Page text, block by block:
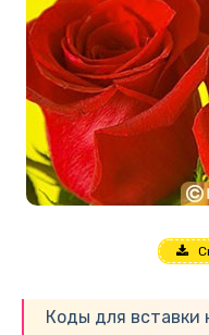
Коды для вставки